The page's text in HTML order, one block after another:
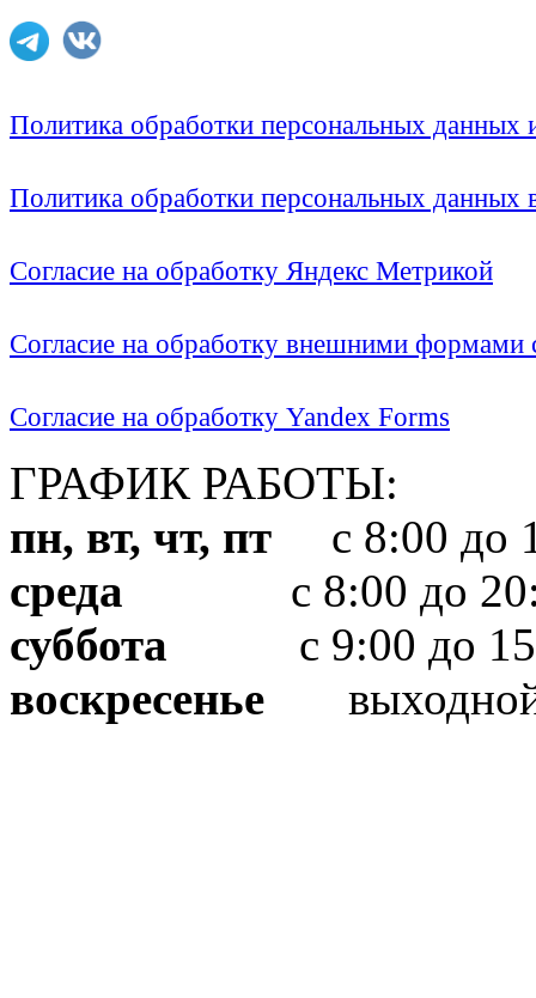
Политика обработки персональных
Политика обработки персональных
Согласие на обработку Яндекс Метрикой
Согласие на обработку внешними формами
Согласие на обработку Yandex Forms
ГРАФИК РАБОТЫ:
пн, вт, чт, пт с 8:00 до
среда с 8:00 до
суббота с 9:00 до
воскресенье